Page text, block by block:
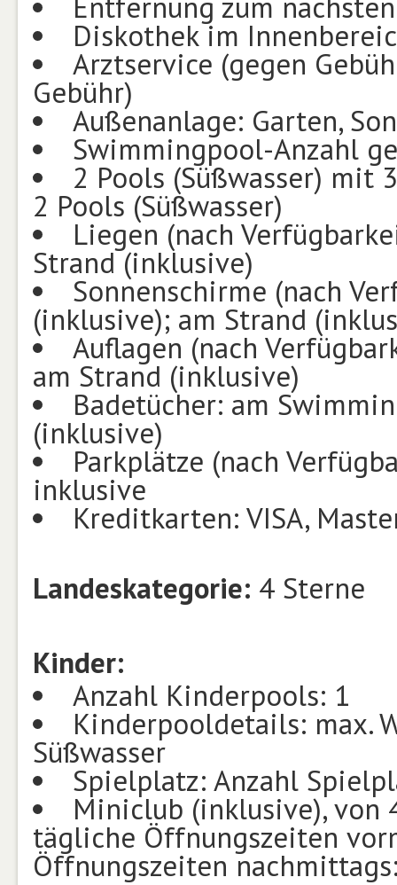
Diskothek im
Arztservice (gegen
Gebühr)
Außenanlage: Garten,
Swimmingpool-Anzahl
2 Pools (Süßwasser) mit
2 Pools (Süßwasser)
Liegen (nach
Strand (inklusive)
Sonnenschirme (nach
(inklusive); am Strand
Auflagen (nach
am Strand (inklusive)
Badetücher: am
(inklusive)
Parkplätze (nach
inklusive
Kreditkarten: VISA,
Landeskategorie: 4 Sterne
Kinder:
Anzahl Kinderpools: 1
Kinderpooldetails: max.
Süßwasser
Spielplatz: Anzahl
Miniclub (inklusive), von
tägliche Öffnungszeiten
Öffnungszeiten